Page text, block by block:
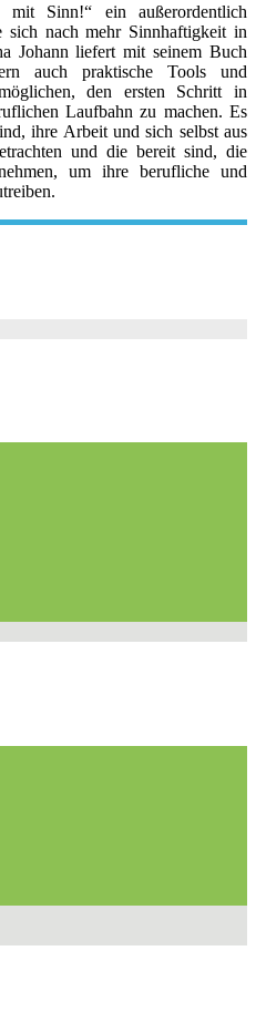
mit Sinn!“ ein außerordentlich
nach mehr Sinnhaftigkeit in
Johann liefert mit seinem Buch
auch praktische Tools und
den ersten Schritt in
Laufbahn zu machen. Es
ihre Arbeit und sich selbst aus
und die bereit sind, die
um ihre berufliche und